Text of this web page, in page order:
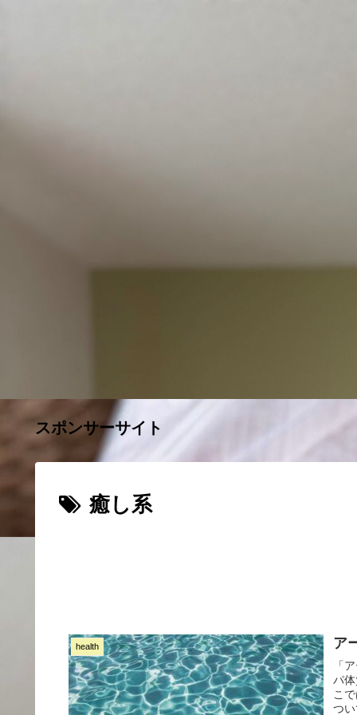
スポンサーサイト
癒し系
health ア
「
パ
こ
つ